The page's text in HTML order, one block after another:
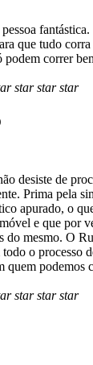
que tudo
podem correr
star star star
desiste de
Prima pela
apurado, o
e que por
do mesmo. O
o processo
quem podemos
star star star